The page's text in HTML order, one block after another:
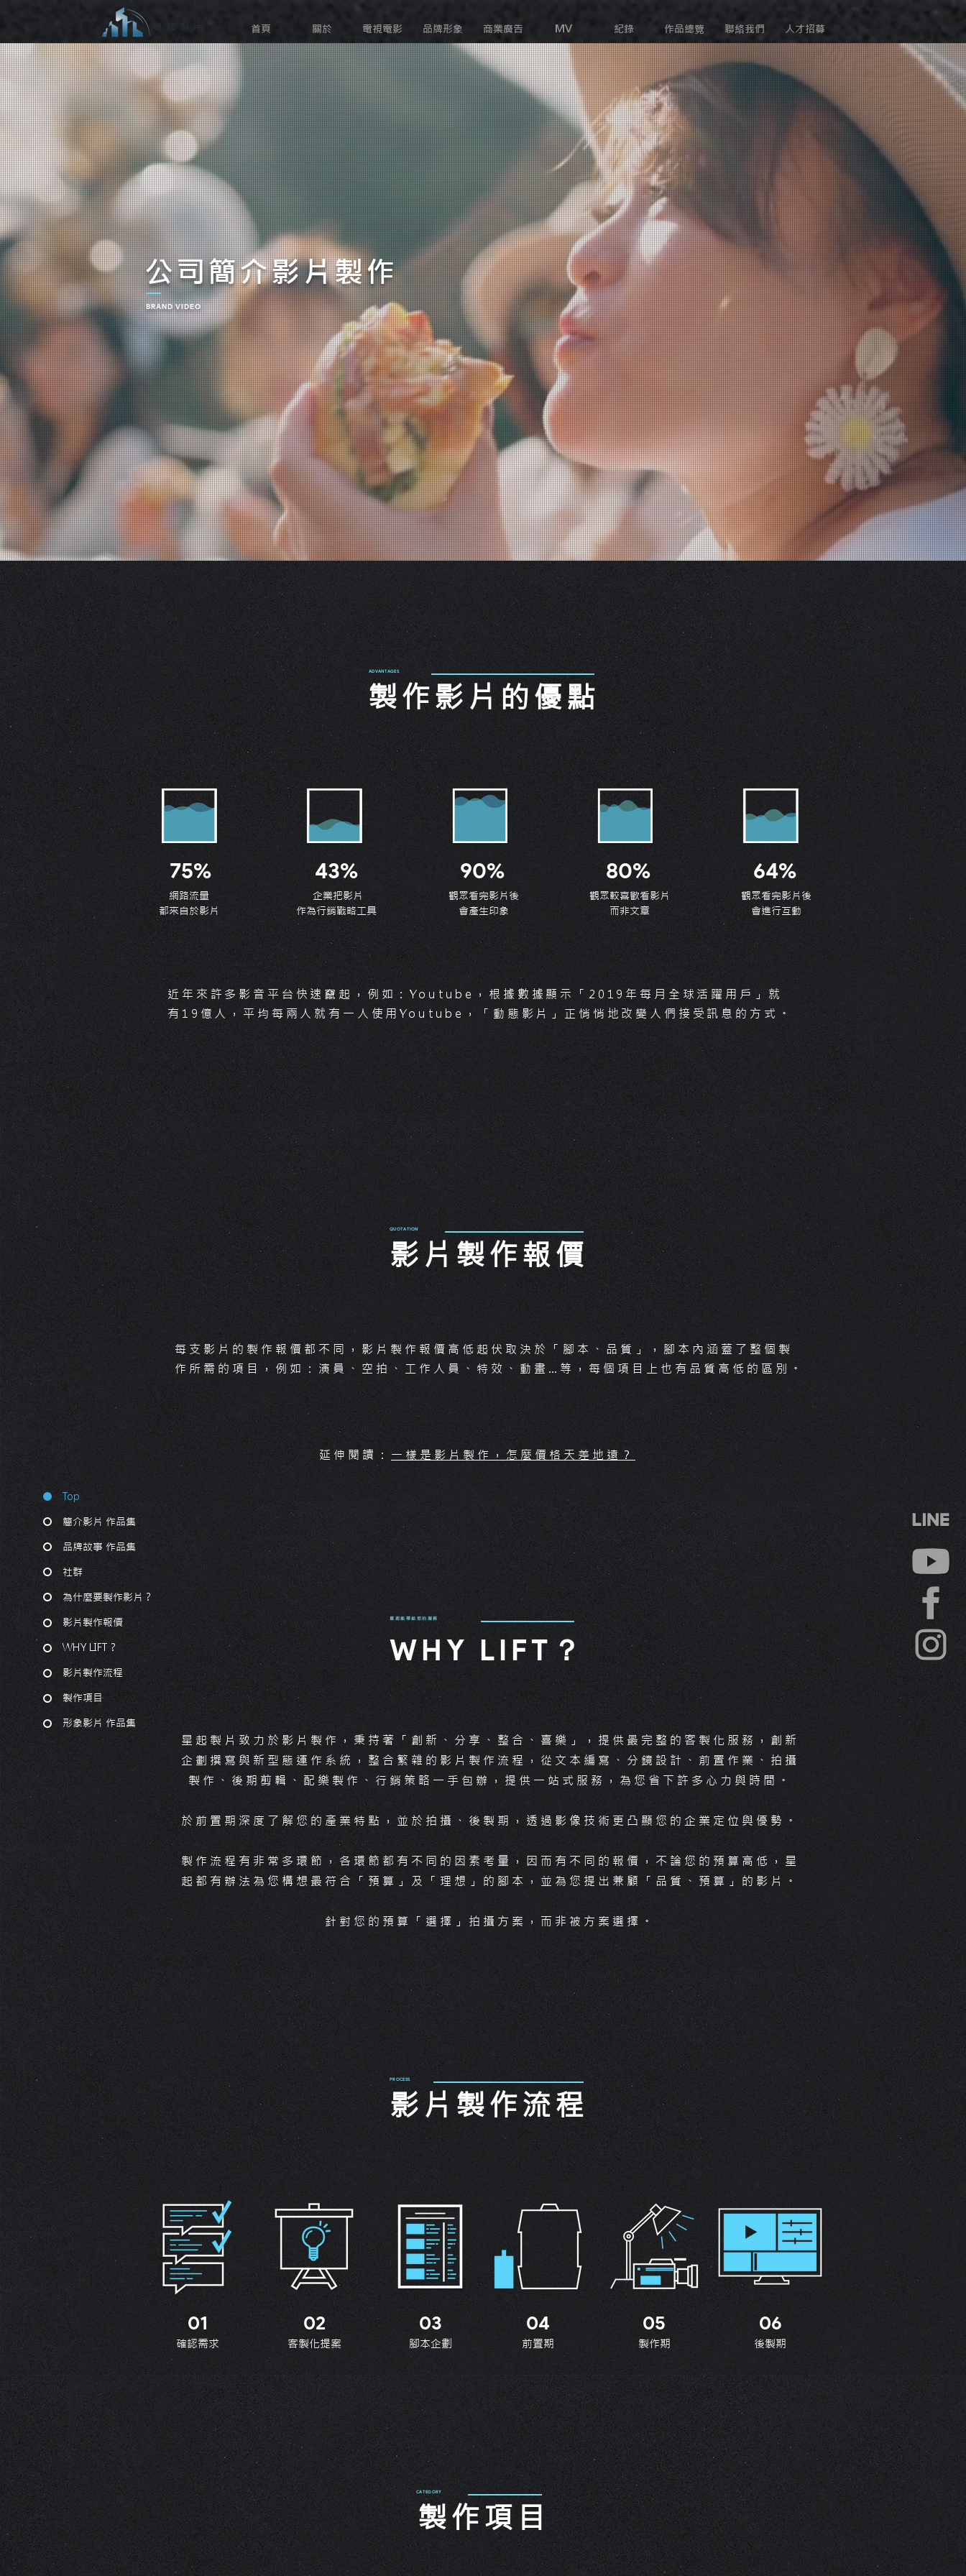
首頁 關於 電視電影 品牌形象 商業廣告 MV 紀錄 作品總覽 聯絡我們 人才招募
Top
簡介影片 作品集
品牌故事 作品集
社群
為什麼要製作影片？
影片製作報價
WHY LIFT？
影片製作流程
製作項目
形象影片 作品集
01
認需求
02
客製化提案
03
腳本企劃 前置作業
05 06
近年來，有許多影音平台快速竄起
例如：Youtube，根據數據顯示
「2019年每月全球活躍用戶」就
19億人，平均每兩人就有一人
Youtube，「動態影片」正
悄悄地改
變人們接受訊息的方式。
每支影片的製作報價都不同，影片
製作報價高低起伏取決於「腳本、
品質」，腳本內涵蓋了整個製作所
項目，例如：演員、空拍、工作
人員
特效、動畫…等，每個項目上
也有品
質高低的區別​。
星起製片致力於影片製作，秉持著
「創新、分享、整合、喜樂」的精
神，提供最完整的客製化服務，創
新企劃文本撰寫與新型態運作系統
整合繁雜的影片製作流程，從文本
編寫、分鏡設計、前置作業、拍攝
製作、後期剪輯、配樂製作、行銷
策略都一手包辦，提供一站式服務
於前置期深度了解您產業所有特點
並於拍攝、後製期，透過影像技術
更凸顯您的企業定位與優勢。
製作流程有非常多環節，各環節都
報價，不論您的預算高低，星起都
有辦法為您構想最符合「預算」及
「理想」的腳本，並為您提出兼顧
「品質、預算」的影片。
針對您的預算「選擇」拍攝方案
形象影片傳達企業形象，拋開傳統
思維框架，利用震撼畫面取代旁白
將企業形象轉化為過目不忘的饗宴
企業簡介為公司最重要的自我介紹
將文字影像化，傳遞您的文化歷史
服務內容，讓客戶一目瞭然您的專
業與服務。
每個品牌背後都有獨特的故事，象
徵企業精神與初衷，採用貼近人心
的訪談，彷彿與觀眾面對面掏心談
話，讓您的故事烙印在觀眾心底。
延伸閱讀：
一樣是影片製作
怎麼價格天差地遠？
形象影片傳達企業
維框架，利用震撼
企業形象轉化為過
每一支影片的製作報價都大不相同
而影片製作報價高低起伏則取決於
「腳本、品質」，腳本內涵蓋了整
個製作所需的項目，例如：演員、
空拍、工作人員、特效、動畫…等
每個項目上也有品質高低的區別​。
延伸閱讀：
一樣是影片製作
怎麼價格天差地遠？
「創新、分享、整合、喜
神，提供最完整的客製化
新的企劃撰寫與新型態的
編寫、分鏡設計、前置作
製作、後期剪輯、配樂製
策略一手包辦，提供完善
服務，為您省下許多心力
於前置期，深度了解您的
並於拍攝期、後製期，透
術更凸顯您的企業定位與
製作流程有非常多環節，
有不同的因素考量，因而
報價，不論您的預算高低
有辦法為您構想最符合「
「理想」的腳本，並為您
「品質、預算」的影片。
針對您的預算「選擇」拍
近年來，許多影音平台快速的
例如：Youtube，根據數據
「2019年每月全球活躍用戶
有19億人，平均每兩人就有一
使用Youtube，「動態影片
悄悄地改變人們接受訊息的方
公司簡介影片製作
BRAND VIDEO
ADVANTAGES
製作影片的優點
75%
網路流量
都來自於影片
43%
企業把影片
作為行銷戰略工具
90%
觀眾看完影片後
會產生印象
80%
觀眾較喜歡看影片
而非文章
64%
觀眾看完影片後
會進行互動
近年來許多影音平台快速竄起，例如：Youtube，根據數據顯示「2019年每月全球活躍用戶」就
有19億人，平均每兩人就有一人使用Youtube，「動態影片」正悄悄地改變人們接受訊息的方式。​
​QUOTATION
影片製作報價
每支影片的製作報價都不同，影片製作報價高低起伏取決於「腳本、品質」，腳本內涵蓋了整個製
作所需的項目，例如：演員、空拍、工作人員、特效、動畫…等，每個項目上也有品質高低的區別
​。
延伸閱讀： 一樣是影片製作，怎麼價格天差地遠？
星起能帶給您的服務
WHY LIFT？
星起製片致力於影片製作，秉持著「創新、分享、整合、喜樂」，提供最完整的客製化服務，創新
企劃撰寫與新型態運作系統，整合繁雜的影片製作流程，從文本編寫、分鏡設計、前置作業、拍攝
製作、後期剪輯、配樂製作、行銷策略一手包辦，提供一站式服務，為您省下許多心力與時間。
於前置期深度了解您的產業特點，並於拍攝、後製期，透過影像技術更凸顯您的企業定位與優勢。
製作流程有非常多環節，各環節都有不同的因素考量，因而有不同的報價，不論您的預算高低，星
起都有辦法為您構想最符合「預算」及「理想」的腳本，並為您提出兼顧「品質、預算」的影片。
針對您的預算「選擇」拍攝方案，而非被方案選擇。
PROCESS
影片製作流程
01
確認需求
02
客製化提案
03
腳本企劃
04
前置期
05
製作期
06
後製期
​CATEGORY
製作項目